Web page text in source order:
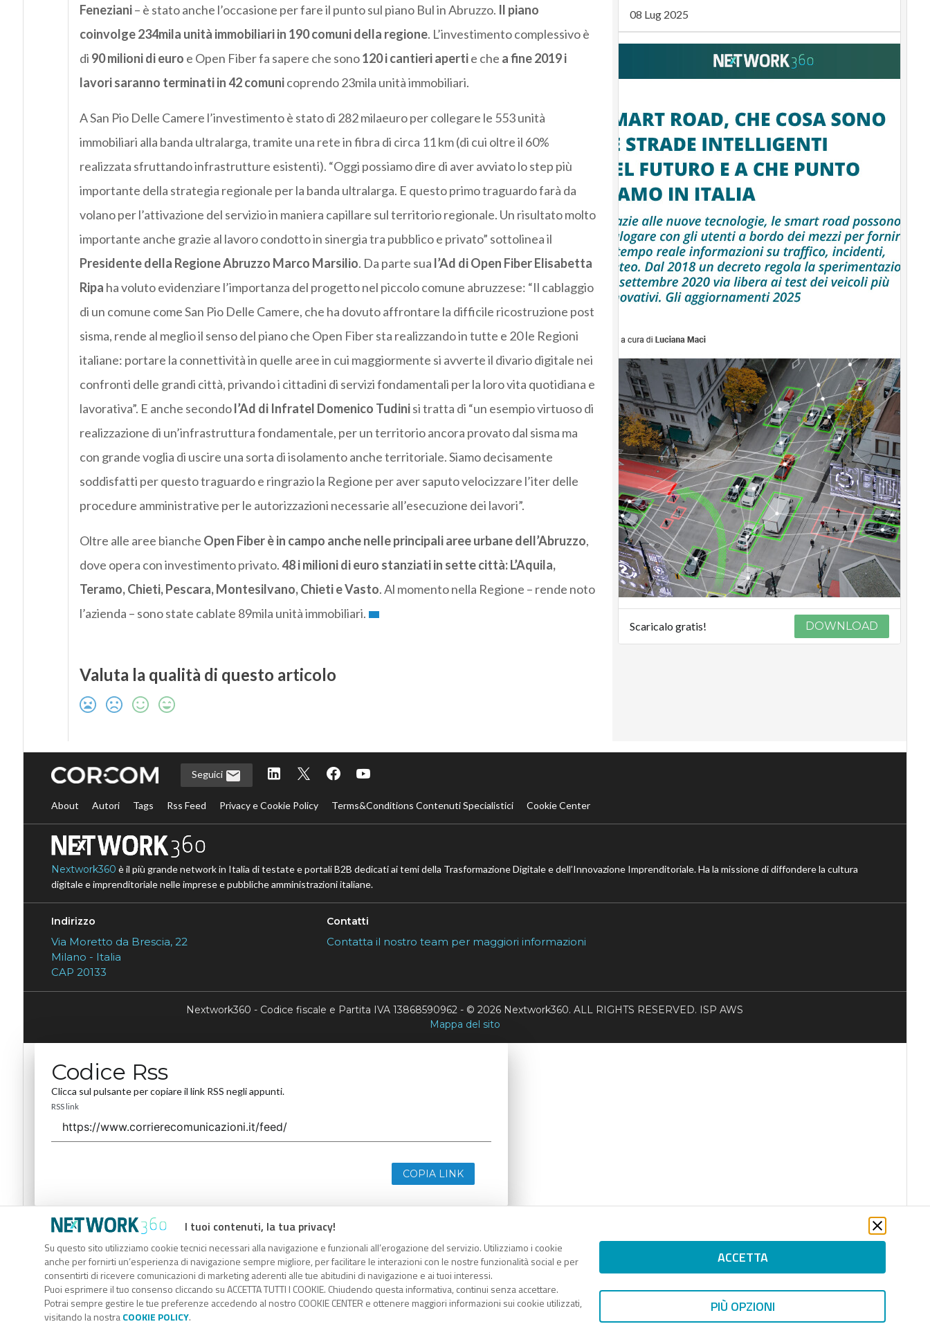
Feneziani– è stato anche l’occasione per fare il punto sul piano Bul in Abruzzo. Il piano
coinvolge 234mila unità immobiliari in 190 comuni della regione. L’investimento complessivo è
di 90 milioni di euro e Open Fiber fa sapere che sono120 i cantieri apertie che a fine 2019 i
lavori saranno terminati in 42 comunicoprendo 23mila unità immobiliari.
A San Pio Delle Camere l’investimento è stato di 282 milaeuro per collegare le 553 unità
immobiliari alla banda ultralarga, tramite una rete in fibra di circa 11 km (di cui oltre il 60%
realizzata sfruttando infrastrutture esistenti). “Oggi possiamo dire di aver avviato lo step più
importante della strategia regionale per la banda ultralarga. E questo primo traguardo farà da
volano per l’attivazione del servizio in maniera capillare sul territorio regionale. Un risultato molto
importante anche grazie al lavoro condotto in sinergia tra pubblico e privato” sottolinea il
Presidente della Regione Abruzzo Marco Marsilio. Da parte sua l’Ad di Open Fiber Elisabetta
Ripa ha voluto evidenziare l’importanza del progetto nel piccolo comune abruzzese: “Il cablaggio
di un comune come San Pio Delle Camere, che ha dovuto affrontare la difficile ricostruzione post
sisma, rende al meglio il senso del piano che Open Fiber sta realizzando in tutte e 20 le Regioni
italiane: portare la connettività in quelle aree in cui maggiormente si avverte il divario digitale nei
confronti delle grandi città, privando i cittadini di servizi fondamentali per la loro vita quotidiana e
lavorativa”. E anche secondol’Ad di Infratel Domenico Tudinisi tratta di “un esempio virtuoso di
realizzazione di un’infrastruttura fondamentale, per un territorio ancora provato dal sisma ma
con grande voglia di uscire una sorta di isolamento anche territoriale. Siamo decisamente
soddisfatti per questo traguardo e ringrazio la Regione per aver saputo velocizzare l’iter delle
procedure amministrative per le autorizzazioni necessarie all’esecuzione dei lavori”.
Oltre alle aree bianche Open Fiber è in campo anche nelle principali aree urbane dell’Abruzzo,
dove opera con investimento privato.48 i milioni di euro stanziati in sette città: L’Aquila,
Teramo, Chieti, Pescara, Montesilvano, Chieti e Vasto. Al momento nella Regione – rende noto
l’azienda – sono state cablate 89mila unità immobiliari.
Valuta la qualità di questo articolo
08 Lug 2025
Scaricalo gratis! DOWNLOAD
I tuoi contenuti, la tua privacy!
Su questo sito utilizziamo cookie tecnici necessari alla navigazione e funzionali all’erogazione del servizio. Utilizziamo i cookie
anche per fornirti un’esperienza di navigazione sempre migliore, per facilitare le interazioni con le nostre funzionalità social e per
consentirti di ricevere comunicazioni di marketing aderenti alle tue abitudini di navigazione e ai tuoi interessi.
Puoi esprimere il tuo consenso cliccando su ACCETTA TUTTI I COOKIE. Chiudendo questa informativa, continui senza accettare.
Potrai sempre gestire le tue preferenze accedendo al nostro COOKIE CENTER e ottenere maggiori informazioni sui cookie utilizzati,
visitando la nostraCOOKIE POLICY.
ACCETTA
PIÙ OPZIONI
Seguici
About Autori Tags Rss Feed Privacy e Cookie Policy Terms&Conditions Contenuti Specialistici Cookie Center
Nextwork360 è il più grande network in Italia di testate e portali B2B dedicati ai temi della Trasformazione Digitale e dell’Innovazione Imprenditoriale. Ha la missione di diffondere la cultura
digitale e imprenditoriale nelle imprese e pubbliche amministrazioni italiane.
Indirizzo
Via Moretto da Brescia, 22
Milano - Italia
CAP 20133
Contatti
Contatta il nostro team per maggiori informazioni
Nextwork360 - Codice fiscale e Partita IVA 13868590962 - © 2026 Nextwork360. ALL RIGHTS RESERVED. ISP AWS
Mappa del sito
Codice Rss
Clicca sul pulsante per copiare il link RSS negli appunti.
RSS link
COPIA LINK
Codice Rss
Clicca sul pulsante per copiare il link RSS negli appunti.
RSS link